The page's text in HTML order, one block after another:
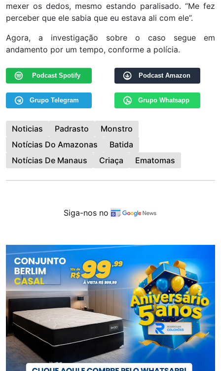
mexer os dedos, mesmo estando paralisado. “Me fez
perceber que ele sabia que eu estava ali com ele”.
Agora, a investigação sobre o caso segue em
andamento por um tempo, conforme a polícia.
Podcast Spotify Podcast Amazon
Grupo Telegram Grupo Whatsapp
Noticias Padrasto
Monstro
Notícias Do Amazonas
Batida
Notícias De Manaus
Criaça Ematomas
Siga-nos no